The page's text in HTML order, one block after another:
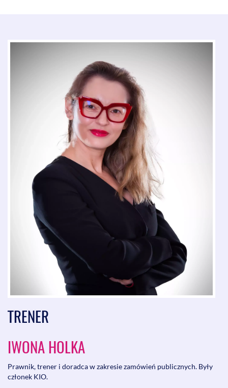
TRENER
IWONA HOLKA
Prawnik, trener i doradca w zakresie zamówień publicznych. Były
członek KIO.